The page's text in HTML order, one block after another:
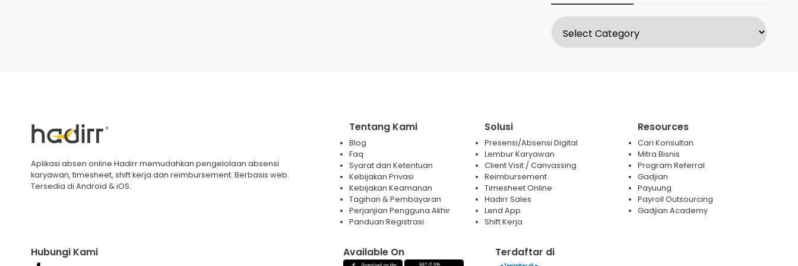
Aplikasi absen online Hadirr memudahkan pengelolaan absensi
karyawan, timesheet, shift kerja dan reimbursement. Berbasis web.
Tersedia di Android & iOS.
Tentang Kami
Blog
Faq
Syarat dan Ketentuan
Kebijakan Privasi
Kebijakan Keamanan
Tagihan & Pembayaran
Perjanjian Pengguna Akhir
Panduan Registrasi
Solusi
Presensi/Absensi Digital
Lembur Karyawan
Client Visit / Canvassing
Reimbursement
Timesheet Online
Hadirr Sales
Lend App
Shift Kerja
Resources
Cari Konsultan
Mitra Bisnis
Program Referral
Gadjian
Payuung
Payroll Outsourcing
Gadjian Academy
Hubungi Kami Available On Terdaftar di